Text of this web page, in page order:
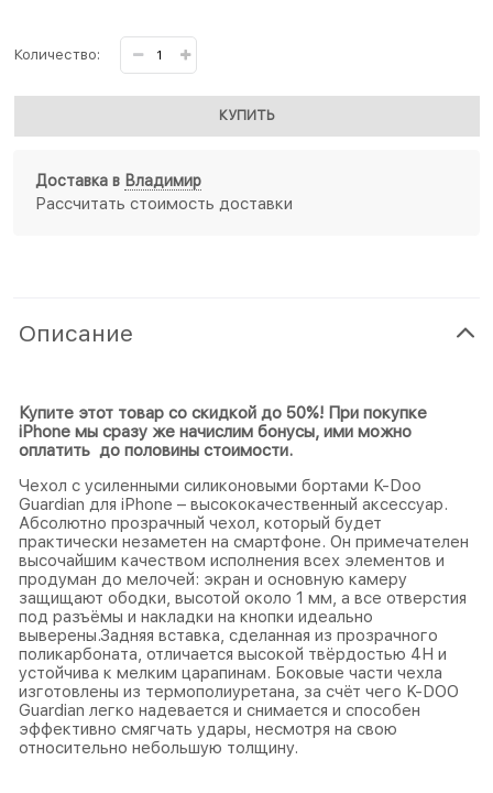
Количество:
КУПИТЬ
Доставка в Владимир
Рассчитать стоимость доставки
Описание
Купите этот товар со скидкой до 50%! При покупке
iPhone мы сразу же начислим бонусы, ими можно
оплатить до половины стоимости.
Чехол с усиленными силиконовыми бортами K-Doo
Guardian для iPhone – высококачественный аксессуар.
Абсолютно прозрачный чехол, который будет
практически незаметен на смартфоне. Он примечателен
высочайшим качеством исполнения всех элементов и
продуман до мелочей: экран и основную камеру
защищают ободки, высотой около 1 мм, а все отверстия
под разъёмы и накладки на кнопки идеально
выверены.Задняя вставка, сделанная из прозрачного
поликарбоната, отличается высокой твёрдостью 4H и
устойчива к мелким царапинам. Боковые части чехла
изготовлены из термополиуретана, за счёт чего K-DOO
Guardian легко надевается и снимается и способен
эффективно смягчать удары, несмотря на свою
относительно небольшую толщину.